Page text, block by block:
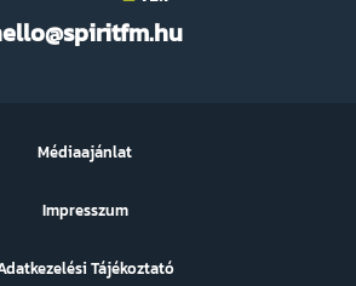
Médiaajánlat
Impresszum
Tájékoztató